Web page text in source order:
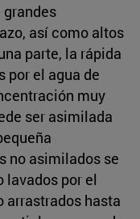
así como altos
parte, la rápida
el agua de
muy
ser asimilada
no asimilados se
lavados por el
arrastrados hasta